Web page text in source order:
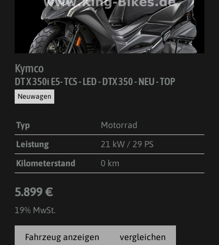
Kymco
DT X 350i E5- TCS - LED - DTX 350 - NEU - TOP
Neuwagen
Typ
Motorrad
Leistung
21 kW / 29 PS
Kilometerstand
0 km
5.899 €
19% MwSt.
Fahrzeug anzeigen vergleichen